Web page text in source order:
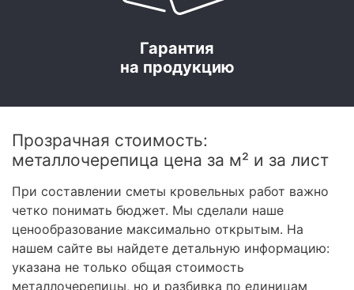
Гарантия
на продукцию
Прозрачная стоимость:
металлочерепица цена за м² и за лист
При составлении сметы кровельных работ важно
четко понимать бюджет. Мы сделали наше
ценообразование максимально открытым. На
нашем сайте вы найдете детальную информацию:
указана не только общая стоимость
металлочерепицы, но и разбивка по единицам